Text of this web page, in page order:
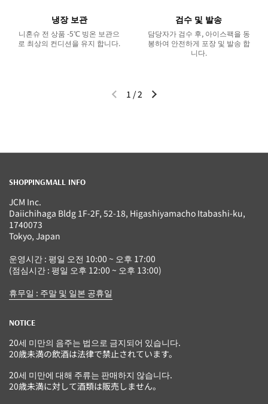
냉장 보관
니혼슈 전 상품 -5℃ 빙온 보관으
로 최상의 컨디션을 유지 합니다.
검수 및 발송
담당자가 검수 후, 아이스팩을 동
봉하여 안전하게 포장 및 발송 합
니다.
이전 슬라이드다음 슬라이드
1 /2
SHOPPINGMALL INFO
JCM Inc.
Daiichihaga Bldg 1F-2F, 52-18, Higashiyamacho Itabashi-ku,
1740073
Tokyo, Japan
운영시간 : 평일 오전 10:00 ~ 오후 17:00
(점심시간 : 평일 오후 12:00 ~ 오후 13:00)
휴무일 : 주말 및 일본 공휴일
NOTICE
20세 미만의 음주는 법으로 금지되어 있습니다.
20歳未満の飲酒は法律で禁止されています。
20세 미만에 대해 주류는 판매하지 않습니다.
20歳未満に対して酒類は販売しません。